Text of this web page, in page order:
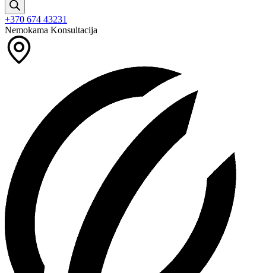
+370 674 43231
Nemokama Konsultacija